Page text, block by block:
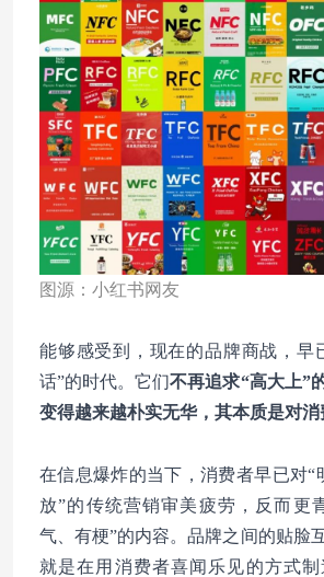
图源：小红书网友
能够感受到，现在的品牌商战，早
话”的时代。它们不再追求“高大上”
变得越来越朴实无华，其本质是对
在信息爆炸的当下，消费者早已对“
放”的传统营销审美疲劳，反而更
气、有梗”的内容。品牌之间的贴脸
就是在用消费者喜闻乐见的方式